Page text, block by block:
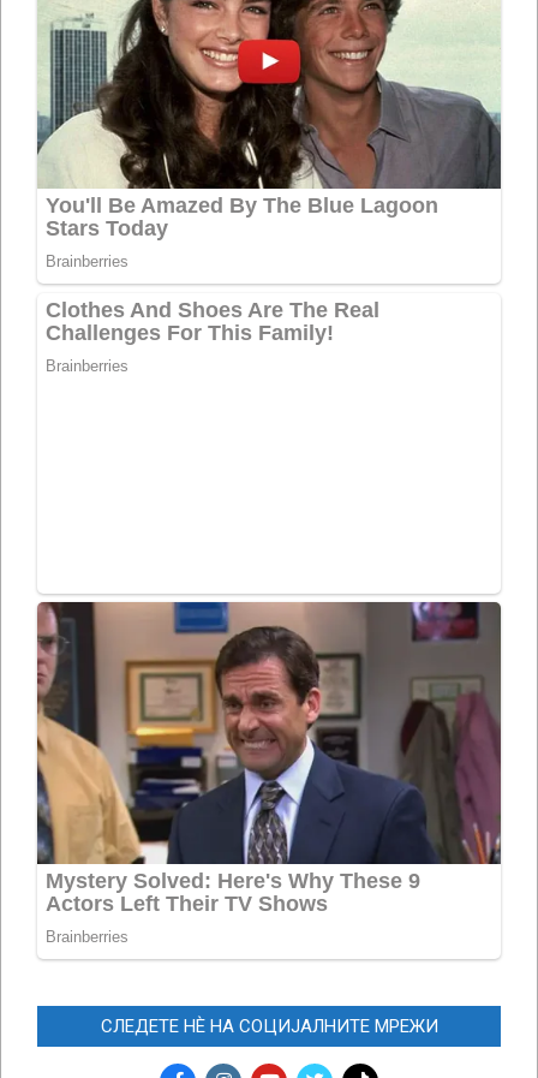
СЛЕДЕТЕ НЀ НА СОЦИЈАЛНИТЕ МРЕЖИ